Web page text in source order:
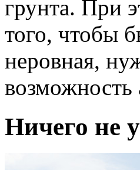
грунта. При
того, чтобы
неровная,
возможность
Ничего не